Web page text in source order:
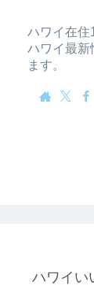
ハワイ在
ハワイ最新
ます。
ハワイい